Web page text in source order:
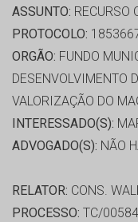
ASSUNTO: RECURSO
PROTOCOLO:
ORGÃO: FUNDO
DESENVOLVIMENTO
VALORIZAÇÃO DO
INTERESSADO(S):
ADVOGADO(S): NÃO
RELATOR: CONS.
PROCESSO: TC/